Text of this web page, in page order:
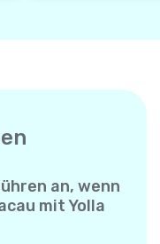
an, wenn
mit Yolla